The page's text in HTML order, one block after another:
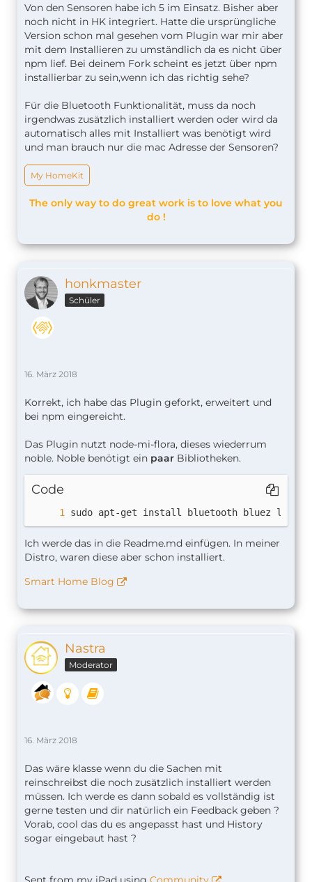
Von den Sensoren habe ich 5 im Einsatz. Bisher aber
noch nicht in HK integriert. Hatte die ursprüngliche
Version schon mal gesehen vom Plugin war mir aber
mit dem Installieren zu umständlich da es nicht über
npm lief. Bei deinem Fork scheint es jetzt über npm
installierbar zu sein,wenn ich das richtig sehe?
Für die Bluetooth Funktionalität, muss da noch
irgendwas zusätzlich installiert werden oder wird da
automatisch alles mit Installiert was benötigt wird
und man brauch nur die mac Adresse der Sensoren?
My HomeKit
The only way to do great work is to love what you
do !
honkmaster
Schüler
16. März 2018
Korrekt, ich habe das Plugin geforkt, erweitert und
bei npm eingereicht.
Das Plugin nutzt node-mi-flora, dieses wiederrum
noble. Noble benötigt ein paar Bibliotheken.
Code
sudo apt-get install bluetooth bluez
Ich werde das in die Readme.md einfügen. In meiner
Distro, waren diese aber schon installiert.
Smart Home Blog
Nastra
Moderator
16. März 2018
Das wäre klasse wenn du die Sachen mit
reinschreibst die noch zusätzlich installiert werden
müssen. Ich werde es dann sobald es vollständig ist
gerne testen und dir natürlich ein Feedback geben ?
Vorab, cool das du es angepasst hast und History
sogar eingebaut hast ?